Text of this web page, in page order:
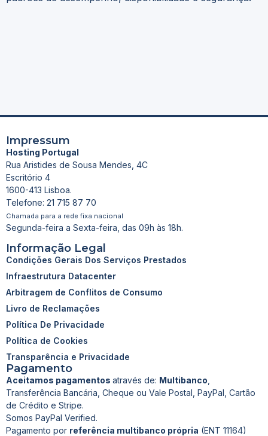
Impressum
Hosting Portugal
Rua Aristides de Sousa Mendes, 4C
Escritório 4
1600-413 Lisboa.
Telefone: 21 715 87 70
Chamada para a rede fixa nacional
Segunda-feira a Sexta-feira, das 09h às 18h.
Informação Legal
Condições Gerais Dos Serviços Prestados
Infraestrutura Datacenter
Arbitragem de Conflitos de Consumo
Livro de Reclamações
Política De Privacidade
Política de Cookies
Transparência e Privacidade
Pagamento
Aceitamos pagamentos através de: Multibanco
Transferência Bancária, Cheque ou Vale Postal, PayPal, Cartão
de Crédito e Stripe.
Somos PayPal Verified.
Pagamento por referência multibanco própria (ENT 11164)